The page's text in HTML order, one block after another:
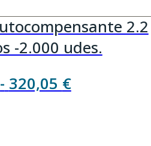
2.2
-2.000 udes.
- 320,05 €Rango